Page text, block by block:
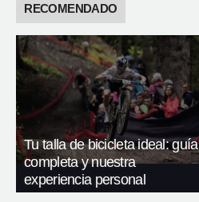
RECOMENDADO
Tu talla de bicicleta ideal: guía
completa y nuestra
experiencia personal